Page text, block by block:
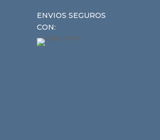
ENVIOS SEGUROS
CON: